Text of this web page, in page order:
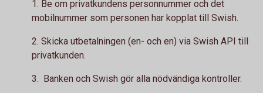
1. Be om privatkundens personnummer och det
mobilnummer som personen har kopplat till Swish.
2. Skicka utbetalningen (en- och en) via Swish API till
privatkunden.
3. Banken och Swish gör alla nödvändiga kontroller.